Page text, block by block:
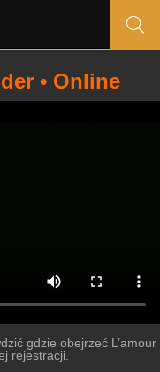
• Online
gdzie obejrzeć L’amour
rejestracji.